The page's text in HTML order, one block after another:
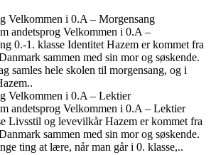
Velkommen i 0.A – Morgensang
andetsprog Velkommen i 0.A –
0.-1. klasse Identitet Hazem er kommet fra
sammen med sin mor og søskende.
samles hele skolen til morgensang, og i
Velkommen i 0.A – Lektier
andetsprog Velkommen i 0.A – Lektier
Livsstil og levevilkår Hazem er kommet fra
sammen med sin mor og søskende.
ting at lære, når man går i 0. klasse,..